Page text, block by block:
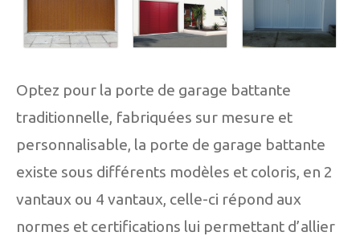
Optez pour la porte de garage battante
traditionnelle, fabriquées sur mesure et
personnalisable, la porte de garage battante
existe sous différents modèles et coloris, en 2
vantaux ou 4 vantaux, celle-ci répond aux
normes et certifications lui permettant d’allier